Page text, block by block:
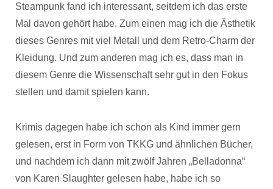
Steampunk fand ich interessant, seitdem ich das erste
Mal davon gehört habe. Zum einen mag ich die Ästhetik
dieses Genres mit viel Metall und dem Retro-Charm der
Kleidung. Und zum anderen mag ich es, dass man in
diesem Genre die Wissenschaft sehr gut in den Fokus
stellen und damit spielen kann.
Krimis dagegen habe ich schon als Kind immer gern
gelesen, erst in Form von TKKG und ähnlichen Bücher,
und nachdem ich dann mit zwölf Jahren „Belladonna“
von Karen Slaughter gelesen habe, habe ich so